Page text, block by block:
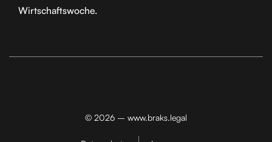
Wirtschaftswoche.
© 2026 – www.braks.legal